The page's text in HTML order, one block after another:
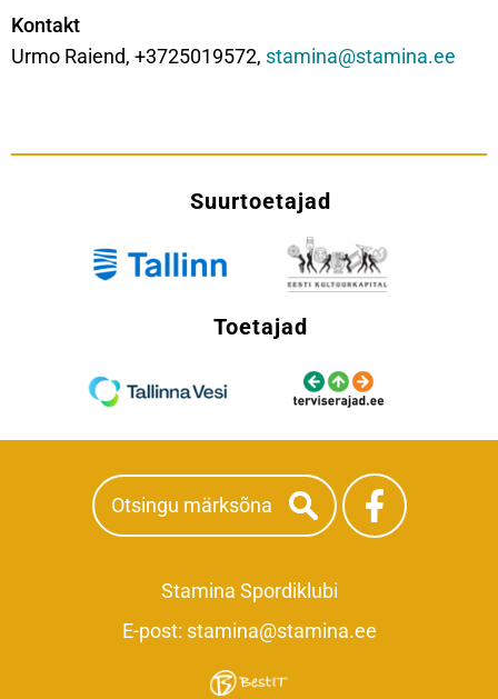
Kontakt
Urmo Raiend, +3725019572, stamina@stamina.ee
Suurtoetajad
Toetajad
Stamina Spordiklubi
E-post: stamina@stamina.ee